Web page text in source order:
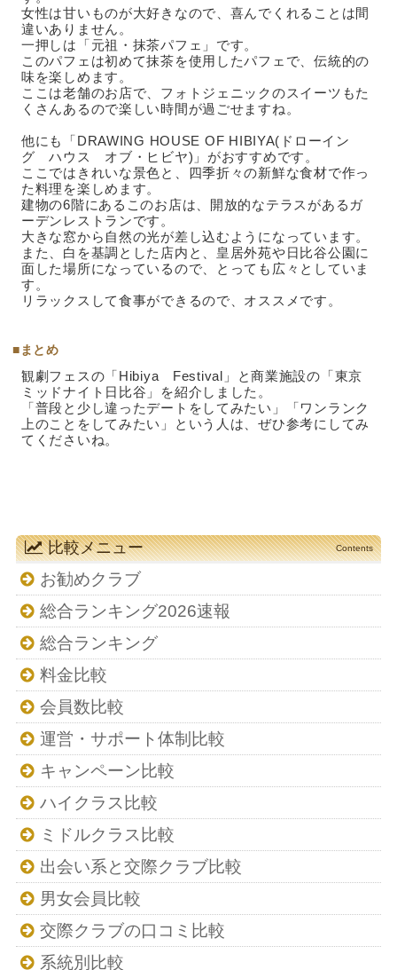
女性は甘いものが大好きなので、喜んでくれることは間
違いありません。
一押しは「元祖・抹茶パフェ」です。
このパフェは初めて抹茶を使用したパフェで、伝統的の
味を楽しめます。
ここは老舗のお店で、フォトジェニックのスイーツもた
くさんあるので楽しい時間が過ごせますね。
他にも「DRAWING HOUSE OF HIBIYA(ドローイン
グ ハウス オブ・ヒビヤ)」がおすすめです。
ここではきれいな景色と、四季折々の新鮮な食材で作っ
た料理を楽しめます。
建物の6階にあるこのお店は、開放的なテラスがあるガ
ーデンレストランです。
大きな窓から自然の光が差し込むようになっています。
また、白を基調とした店内と、皇居外苑や日比谷公園に
面した場所になっているので、とっても広々としていま
す。
リラックスして食事ができるので、オススメです。
■まとめ
観劇フェスの「Hibiya Festival」と商業施設の「東京
ミッドナイト日比谷」を紹介しました。
「普段と少し違ったデートをしてみたい」「ワンランク
上のことをしてみたい」という人は、ぜひ参考にしてみ
てくださいね。
比較メニュー Contents
お勧めクラブ
総合ランキング2026速報
総合ランキング
料金比較
会員数比較
運営・サポート体制比較
キャンペーン比較
ハイクラス比較
ミドルクラス比較
出会い系と交際クラブ比較
男女会員比較
交際クラブの口コミ比較
系統別比較